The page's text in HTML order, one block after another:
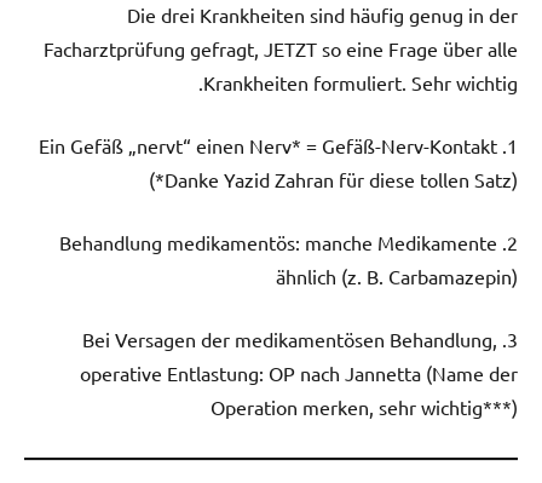
Die drei Krankheiten sind häufig genug in der
Facharztprüfung gefragt, JETZT so eine Frage über alle
Krankheiten formuliert. Sehr wichtig.
1. Ein Gefäß „nervt“ einen Nerv* = Gefäß-Nerv-Kontakt
(*Danke Yazid Zahran für diese tollen Satz)
2. Behandlung medikamentös: manche Medikamente
ähnlich (z. B. Carbamazepin)
3. Bei Versagen der medikamentösen Behandlung,
operative Entlastung: OP nach Jannetta (Name der
Operation merken, sehr wichtig***)